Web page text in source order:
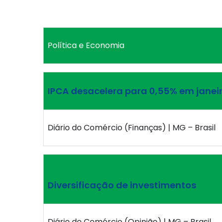
Política e Economia
IPCA desacelera para 0,55% em
Diário do Comércio (Finanças) | MG – Brasil
Diversificação de investimentos